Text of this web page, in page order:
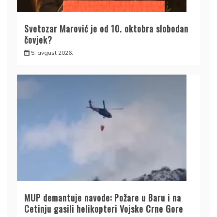
Svetozar Marović je od 10. oktobra slobodan
čovjek?
5. avgust 2026.
MUP demantuje navode: Požare u Baru i na
Cetinju gasili helikopteri Vojske Crne Gore